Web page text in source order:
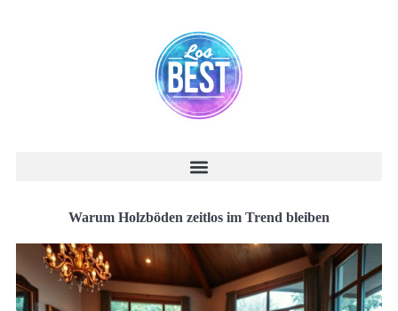
Warum Holzböden zeitlos im Trend bleiben